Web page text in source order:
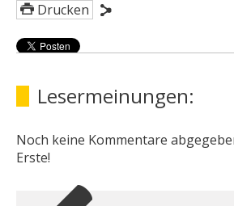
Drucken
Lesermeinungen:
Noch keine Kommentare
Erste!